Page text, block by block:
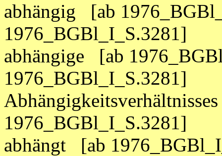
abhängig [ab
1976_BGBl_I_S.3281]
abhängige [ab
1976_BGBl_I_S.3281]
1976_BGBl_I_S.3281]
abhängt [ab